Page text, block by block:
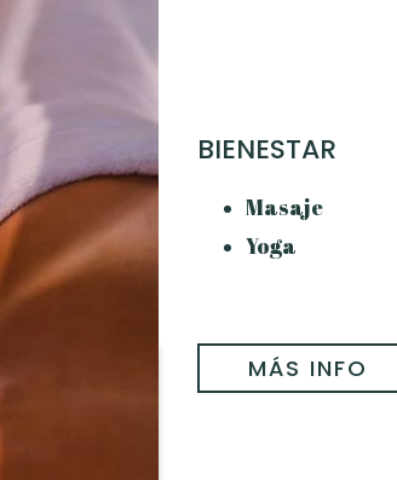
BIENESTAR
Masaje
Yoga
MÁS INFO